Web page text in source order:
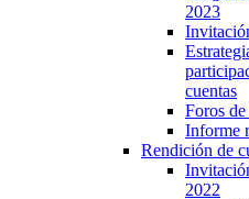
2023
cuentas
Foros
Informe
Rendición de
2022